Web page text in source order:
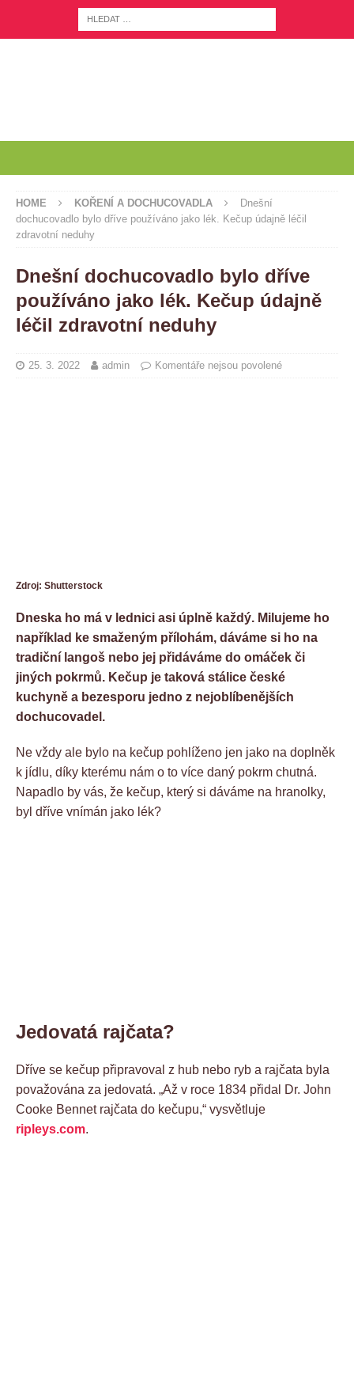
HOME KOŘENÍ A DOCHUCOVADLA
Dnešní
dochucovadlo bylo dříve používáno jako lék. Kečup údajně léčil
zdravotní neduhy
Dnešní dochucovadlo bylo dříve
používáno jako lék. Kečup údajně
léčil zdravotní neduhy
25. 3. 2022 admin Komentáře nejsou povolené
Zdroj: Shutterstock
Dneska ho má v lednici asi úplně každý. Milujeme ho
například ke smaženým přílohám, dáváme si ho na
tradiční langoš nebo jej přidáváme do omáček či
jiných pokrmů. Kečup je taková stálice české
kuchyně a bezesporu jedno z nejoblíbenějších
dochucovadel.
Ne vždy ale bylo na kečup pohlíženo jen jako na doplněk
k jídlu, díky kterému nám o to více daný pokrm chutná.
Napadlo by vás, že kečup, který si dáváme na hranolky,
byl dříve vnímán jako lék?
Jedovatá rajčata?
Dříve se kečup připravoval z hub nebo ryb a rajčata byla
považována za jedovatá. „Až v roce 1834 přidal Dr. John
Cooke Bennet rajčata do kečupu,“ vysvětluje
ripleys.com.